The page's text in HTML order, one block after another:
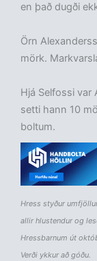
en það dugði
Örn
mörk.
Hjá Selfossi var
setti hann 10
boltum.
Hress styður
allir hlustendur og
Hressbarnum út
Verði ykkur að góðu.